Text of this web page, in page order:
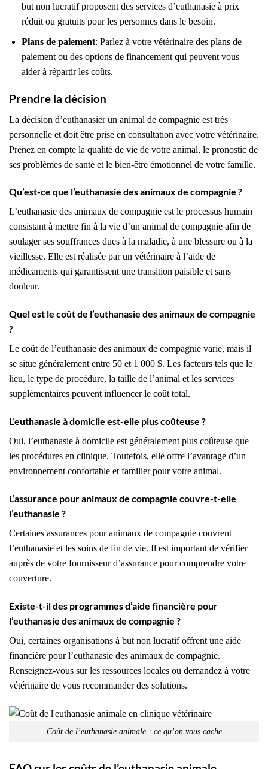
but non lucratif proposent des services d’euthanasie à prix
réduit ou gratuits pour les personnes dans le besoin.
Plans de paiement: Parlez à votre vétérinaire des plans de
paiement ou des options de financement qui peuvent vous
aider à répartir les coûts.
Prendre la décision
La décision d’euthanasier un animal de compagnie est très
personnelle et doit être prise en consultation avec votre vétérinaire.
Prenez en compte la qualité de vie de votre animal, le pronostic de
ses problèmes de santé et le bien-être émotionnel de votre famille.
Qu’est-ce que l’euthanasie des animaux de compagnie ?
L’euthanasie des animaux de compagnie est le processus humain
consistant à mettre fin à la vie d’un animal de compagnie afin de
soulager ses souffrances dues à la maladie, à une blessure ou à la
vieillesse. Elle est réalisée par un vétérinaire à l’aide de
médicaments qui garantissent une transition paisible et sans
douleur.
Quel est le coût de l’euthanasie des animaux de compagnie
?
Le coût de l’euthanasie des animaux de compagnie varie, mais il
se situe généralement entre 50 et 1 000 $. Les facteurs tels que le
lieu, le type de procédure, la taille de l’animal et les services
supplémentaires peuvent influencer le coût total.
L’euthanasie à domicile est-elle plus coûteuse ?
Oui, l’euthanasie à domicile est généralement plus coûteuse que
les procédures en clinique. Toutefois, elle offre l’avantage d’un
environnement confortable et familier pour votre animal.
L’assurance pour animaux de compagnie couvre-t-elle
l’euthanasie ?
Certaines assurances pour animaux de compagnie couvrent
l’euthanasie et les soins de fin de vie. Il est important de vérifier
auprès de votre fournisseur d’assurance pour comprendre votre
couverture.
Existe-t-il des programmes d’aide financière pour
l’euthanasie des animaux de compagnie ?
Oui, certaines organisations à but non lucratif offrent une aide
financière pour l’euthanasie des animaux de compagnie.
Renseignez-vous sur les ressources locales ou demandez à votre
vétérinaire de vous recommander des solutions.
Coût de l’euthanasie animale : ce qu’on vous cache